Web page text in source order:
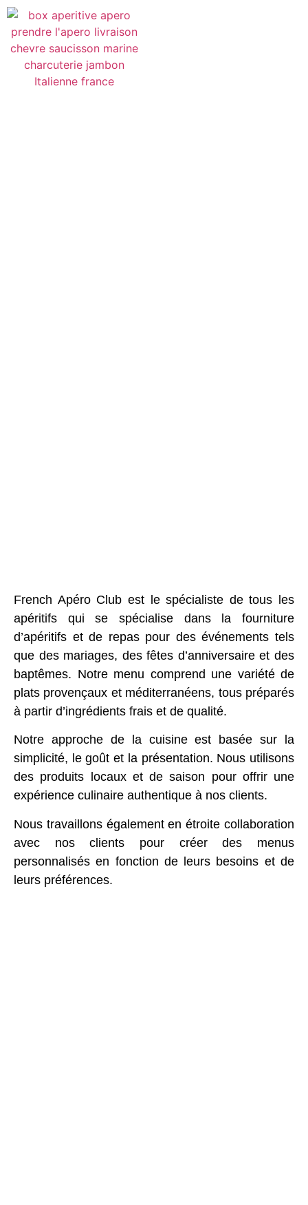
French Apéro Club est le spécialiste de tous les
apéritifs qui se spécialise dans la fourniture
d’apéritifs et de repas pour des événements tels
que des mariages, des fêtes d’anniversaire et des
baptêmes. Notre menu comprend une variété de
plats provençaux et méditerranéens, tous préparés
à partir d’ingrédients frais et de qualité.
Notre approche de la cuisine est basée sur la
simplicité, le goût et la présentation. Nous utilisons
des produits locaux et de saison pour offrir une
expérience culinaire authentique à nos clients.
Nous travaillons également en étroite collaboration
avec nos clients pour créer des menus
personnalisés en fonction de leurs besoins et de
leurs préférences.